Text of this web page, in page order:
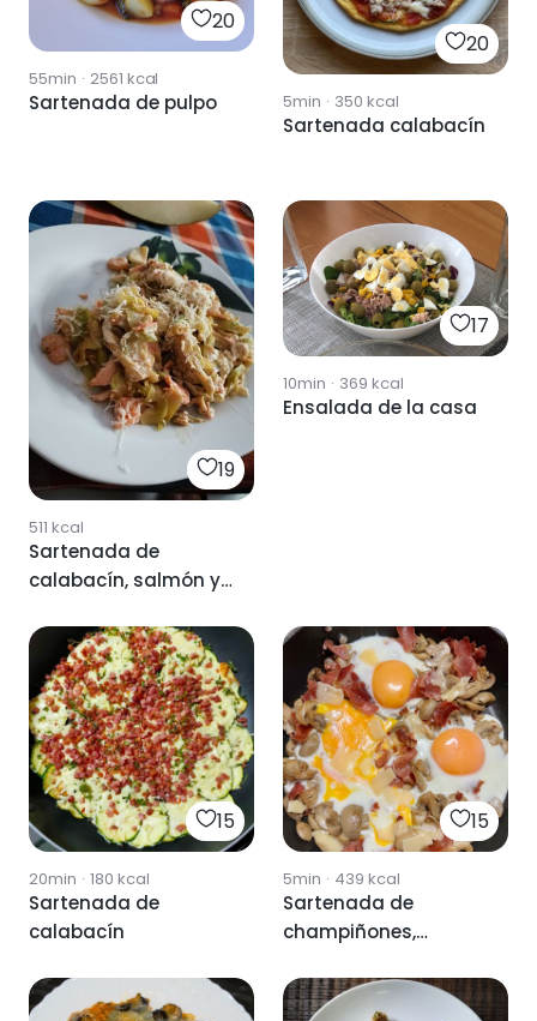
20
55min · 2561 kcal
Sartenada de pulpo
20
5min · 350 kcal
Sartenada calabacín
19
511 kcal
Sartenada de
calabacín, salmón y
17
10min · 369 kcal
Ensalada de la casa
15
20min · 180 kcal
Sartenada de
calabacín
15
5min · 439 kcal
Sartenada de
champiñones,
parmesano